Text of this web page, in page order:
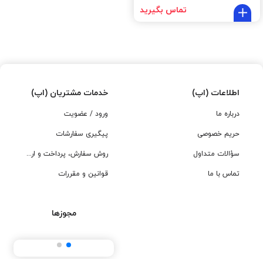
تماس بگیرید
اطلاعات (اپ)
درباره ما
حریم خصوصی
سؤالات متداول
تماس با ما
خدمات مشتریان (اپ)
ورود / عضویت
پیگیری سفارشات
روش سفارش، پرداخت و ارسال
قوانین و مقررات
مجوزها